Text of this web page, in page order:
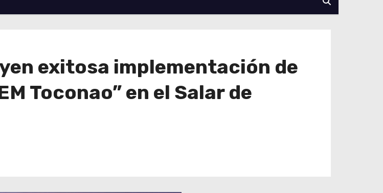
exitosa implementación de
Toconao” en el Salar de